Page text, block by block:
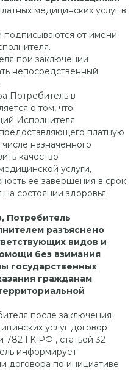
медицинских услуг в
подписываются от имени
при заключении
непосредственный
Потребитель в
о том, что
Исполнителя
платную
назначенного
качество
услуги,
ее завершения в срок
на состоянии здоровья
Потребитель
разъяснено
видов и
без взимания
государственных
гражданам
после заключения
услуг договор
782 ГК РФ , статьей 32
информирует
договора по инициативе